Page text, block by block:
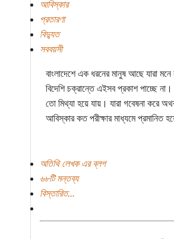
আবিস্কার
প্রতারণা
বিদ্যুত
সববয়সী
বাংলাদেশে এক ধরনের মানুষ আছে যারা
বিদেশি চক্রান্তে এইসব প্রকাশ পাচ্ছে
তো মিথ্যা হয়ে যায়। যারা গবেষনা করে
আবিস্কার কত পরীক্ষার মাধ্যমে প্রমানিত
অতিথি লেখক এর ব্লগ
৬৮টি মন্তব্য
বিস্তারিত...